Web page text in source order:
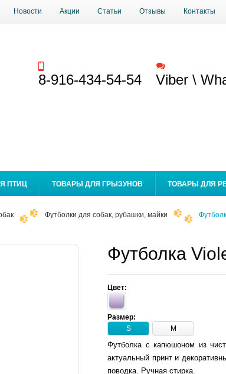
Новости Акции Статьи Отзывы Контакты
8-916-434-54-54 Viber \
ПТИЦ ТОВАРЫ ДЛЯ ГРЫЗУНОВ ТОВАРЫ ДЛЯ
Футболки для собак, рубашки, майки
Футболка
Цвет:
Размер:
S
M
Футболка с капюшоном из
актуальный принт и
поводка. Ручная стирка.